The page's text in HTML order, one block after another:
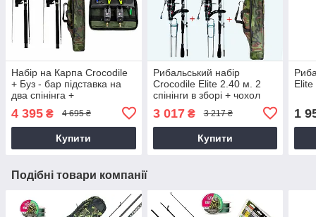
Набір на Карпа Crocodile
+ Буз - бар підставка на
два спінінга +
4 395 ₴ 4 695 ₴
Купити
Рибальський набір
Crocodile Elite 2.40 м. 2
спінінги в зборі + чохол
3 017₴ 3 217 ₴
Купити
1
Подібні товари компанії